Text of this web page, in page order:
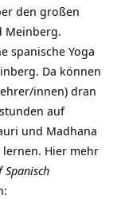
den großen
Meinberg.
spanische Yoga
Da können
innen) dran
auf
und Madhana
Hier mehr
Spanisch